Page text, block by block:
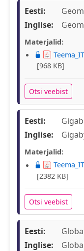
Eesti:
Inglise:
Materjalid:
[968 KB]
Otsi veebist
Eesti:
Inglise:
Materjalid:
[2382 KB]
Otsi veebist
Eesti:
Inglise: